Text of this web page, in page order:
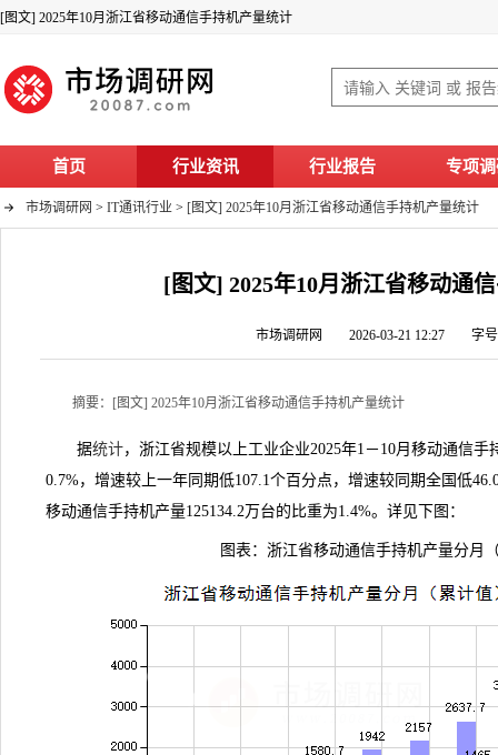
[图文] 2025年10月浙江省移动通信手持机产量统计
首页 行业资讯 行业报告 专项
市场调研网 > IT通讯行业 > [图文] 2025年10月浙江省移动通信手持机产量统计
[图文] 2025年10月浙江省移动通
市场调研网 2026-03-21 12:27 字
摘要：[图文] 2025年10月浙江省移动通信手持机产量统计
据统计，浙江省规模以上工业企业2025年1－10月移动通信手
0.7%，增速较上一年同期低107.1个百分点，增速较同期全国低
移动通信手持机产量125134.2万台的比重为1.4%。详见下图：
图表：浙江省移动通信手持机产量分月